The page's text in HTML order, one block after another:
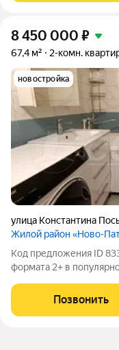
8 450 000 ₽
67,4 м² 2-комн.
новостройка
улица Константина
Жилой район «Ново-
Код предложения ID
формата 2+ в
спальне и вечерний
этаж- идеальный баланс
Позвонить